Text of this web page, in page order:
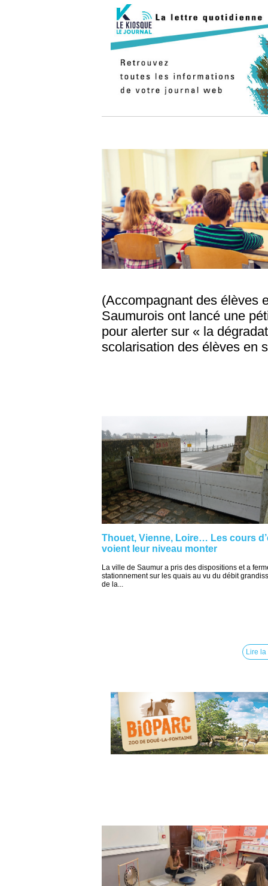
(Accompagnant des élèves
Saumurois ont lancé une
pour alerter sur « la
scolarisation des élèves en
Thouet, Vienne, Loire… Les cours
voient leur niveau monter
La ville de Saumur a pris des dispositions et a
stationnement sur les quais au vu du débit
de la...
Lire la